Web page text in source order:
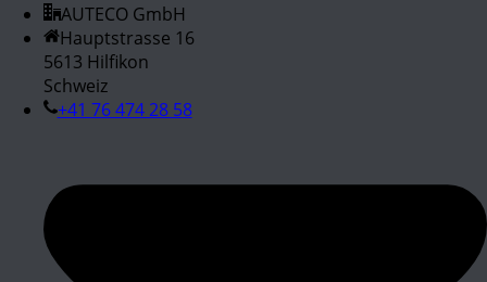
AUTECO GmbH
Hauptstrasse 16
5613 Hilfikon
Schweiz
+41 76 474 28 58